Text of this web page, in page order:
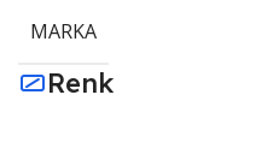
MARKA
Renk